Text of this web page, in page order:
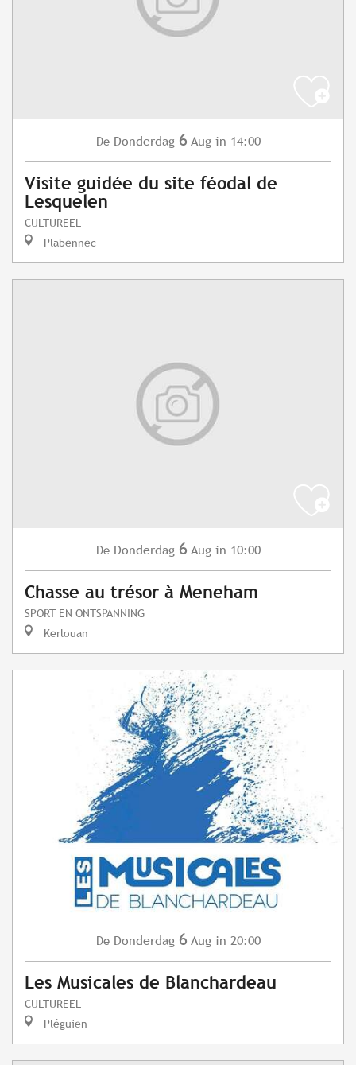
De Donderdag 6 Aug in 14:00
Visite guidée du site féodal de
Lesquelen
CULTUREEL
Plabennec
De Donderdag 6 Aug in 10:00
Chasse au trésor à Meneham
SPORT EN ONTSPANNING
Kerlouan
De Donderdag 6 Aug in 20:00
Les Musicales de Blanchardeau
CULTUREEL
Pléguien